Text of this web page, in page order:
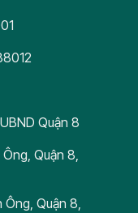
Quận 8
Quận 8,
Quận 8,